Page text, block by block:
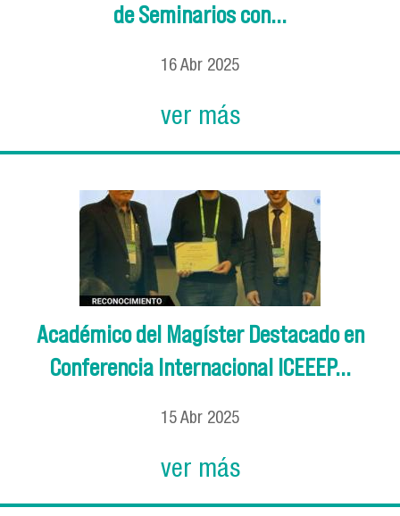
de Seminarios con...
16 Abr 2025
ver más
Académico del Magíster Destacado en
Conferencia Internacional ICEEEP...
15 Abr 2025
ver más